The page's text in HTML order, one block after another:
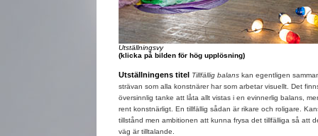
Utställningsvy
(klicka på bilden för hög upplösning)
Utställningens titel Tillfällig balanskan egentligen
strävan som alla konstnärer har som arbetar visuellt. Det
översinnlig tanke att låta allt vistas i en evinnerlig balans,
rent konstnärligt. En tillfällig sådan är rikare och roligare.
tillstånd men ambitionen att kunna frysa det tillfälliga så att
väg är tilltalande.